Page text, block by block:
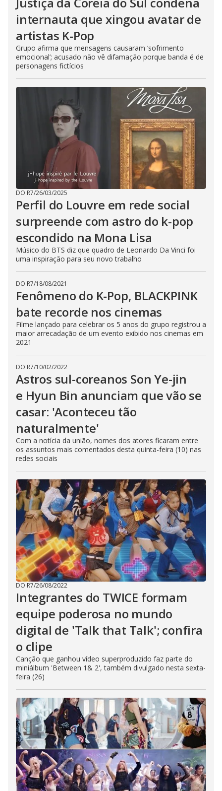
internauta que xingou avatar de
artistas K-Pop
Grupo afirma que mensagens causaram ‘sofrimento
emocional’; acusado não vê difamação porque banda é de
personagens fictícios
DO R7/26/03/2025
Perfil do Louvre em rede social
surpreende com astro do k-pop
escondido na Mona Lisa
Músico do BTS diz que quadro de Leonardo Da Vinci foi
uma inspiração para seu novo trabalho
DO R7/18/08/2021
Fenômeno do K-Pop, BLACKPINK
bate recorde nos cinemas
Filme lançado para celebrar os 5 anos do grupo registrou a
maior arrecadação de um evento exibido nos cinemas em
2021
DO R7/10/02/2022
Astros sul-coreanos Son Ye-jin
e Hyun Bin anunciam que vão se
casar: 'Aconteceu tão
naturalmente'
Com a notícia da união, nomes dos atores ficaram entre
os assuntos mais comentados desta quinta-feira (10) nas
redes sociais
DO R7/26/08/2022
Integrantes do TWICE formam
equipe poderosa no mundo
digital de 'Talk that Talk'; confira
o clipe
Canção que ganhou vídeo superproduzido faz parte do
miniálbum 'Between 1& 2', também divulgado nesta sexta-
feira (26)